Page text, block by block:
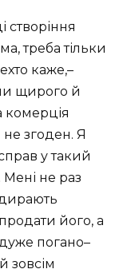
створіння
треба тільки
каже,–
щирого й
комерція
згоден. Я
у такий
Мені не раз
його, а
погано–
зовсім